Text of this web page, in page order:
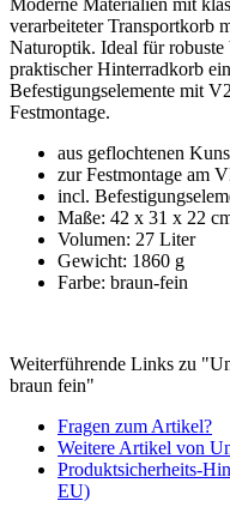
verarbeiteter Transportkorb
Naturoptik. Ideal für robuste
praktischer Hinterradkorb
Befestigungselemente mit
Festmontage.
aus geflochtenen
zur Festmontage am
incl.
Maße: 42 x 31 x 22
Volumen: 27 Liter
Gewicht: 1860 g
Farbe: braun-fein
Weiterführende Links zu
braun fein"
Fragen zum Artikel?
Weitere Artikel von
Produktsicherheits-
EU)